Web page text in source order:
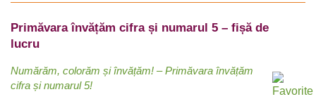
Primăvara învățăm cifra și numarul 5 – fișă de
lucru
Numărăm, colorăm și învățăm! – Primăvara învățăm
cifra și numarul 5!